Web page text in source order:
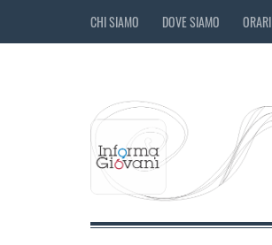
CHI SIAMO DOVE SIAMO ORARI